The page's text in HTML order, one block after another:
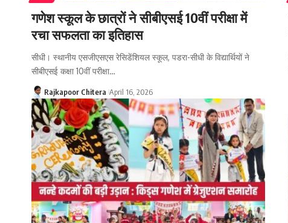
गणेश स्कूल के छात्रों ने सीबीएसई 10वीं परीक्षा में
रचा सफलता का इतिहास
सीधी। स्थानीय एसजीएसएस रेसिडेंशियल स्कूल, पडरा-सीधी के विद्यार्थियों ने
सीबीएसई कक्षा 10वीं परीक्षा…
Rajkapoor Chitera April 16, 2026